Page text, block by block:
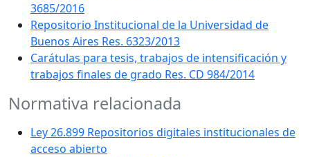
3685/2016
Repositorio Institucional de la Universidad de
Buenos Aires Res. 6323/2013
Carátulas para tesis, trabajos de intensificación y
trabajos finales de grado Res. CD 984/2014
Normativa relacionada
Ley 26.899 Repositorios digitales institucionales de
acceso abierto